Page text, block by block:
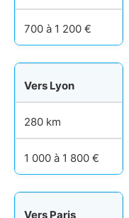
700 à 1 200 €
Vers Lyon
280 km
1 000 à 1 800 €
Vers Paris